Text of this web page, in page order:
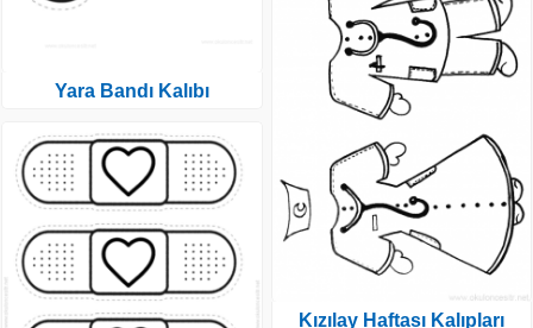
Yara Bandı Kalıbı
Kızılay Haftası Kalıpları